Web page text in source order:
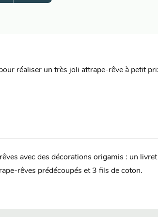
réaliser un très joli attrape-rêve à petit
avec des décorations origamis : un
rêves prédécoupés et 3 fils de coton.